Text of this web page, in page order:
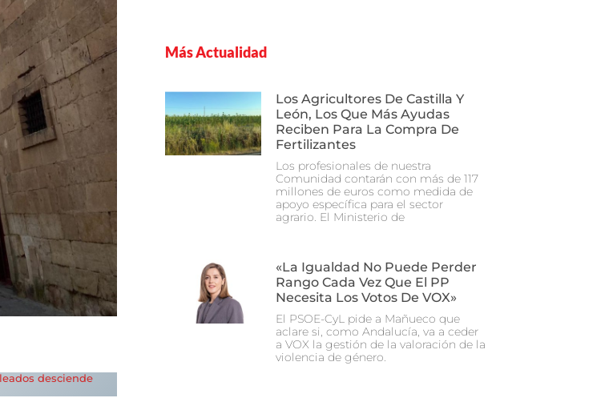
desciende
Más Actualidad
Los Agricultores De Castilla Y
León, Los Que Más Ayudas
Reciben Para La Compra De
Fertilizantes
Los profesionales de nuestra
Comunidad contarán con más de 117
millones de euros como medida de
apoyo específica para el sector
agrario. El Ministerio de
«La Igualdad No Puede Perder
Rango Cada Vez Que El PP
Necesita Los Votos De VOX»
El PSOE-CyL pide a Mañueco que
aclare si, como Andalucía, va a ceder
a VOX la gestión de la valoración de la
violencia de género.